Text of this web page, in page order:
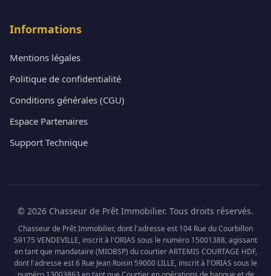
Informations
Mentions légales
Politique de confidentialité
Conditions générales (CGU)
Espace Partenaires
Support Technique
© 2026 Chasseur de Prêt Immobilier. Tous droits réservés.
Chasseur de Prêt Immobilier, dont l'adresse est 104 Rue du Courbillon
59175 VENDEVILLE, inscrit à l'ORIAS sous le numéro 15001388, agissant
en tant que mandataire (MIOBSP) du courtier ARTEMIS COURTAGE HDF,
dont l'adresse est 6 Rue Jean Roisin 59000 LILLE, inscrit à l'ORIAS sous le